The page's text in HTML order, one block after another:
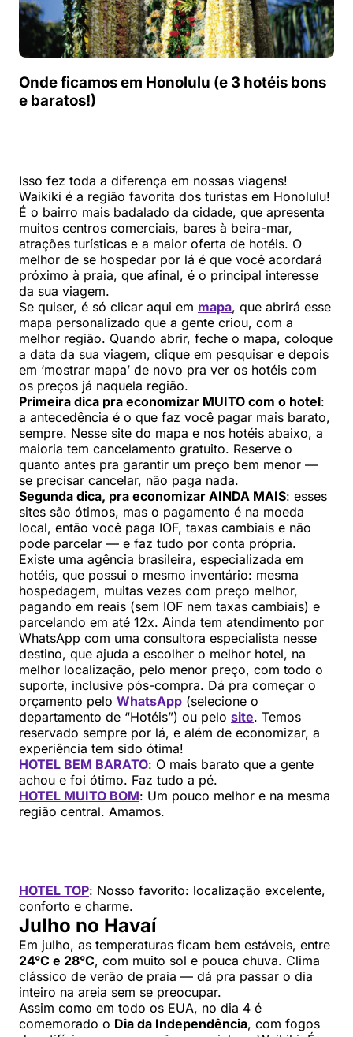
Onde ficamos em Honolulu (e 3 hotéis bons
e baratos!)
Isso fez toda a diferença em nossas viagens!
Waikiki é a região favorita dos turistas em Honolulu!
É o bairro mais badalado da cidade, que apresenta
muitos centros comerciais, bares à beira-mar,
atrações turísticas e a maior oferta de hotéis. O
melhor de se hospedar por lá é que você acordará
próximo à praia, que afinal, é o principal interesse
da sua viagem.
Se quiser, é só clicar aqui em mapa, que abrirá esse
mapa personalizado que a gente criou, com a
melhor região. Quando abrir, feche o mapa, coloque
a data da sua viagem, clique em pesquisar e depois
em ‘mostrar mapa’ de novo pra ver os hotéis com
os preços já naquela região.
Primeira dica pra economizar MUITO com o hotel:
a antecedência é o que faz você pagar mais barato,
sempre. Nesse site do mapa e nos hotéis abaixo, a
maioria tem cancelamento gratuito. Reserve o
quanto antes pra garantir um preço bem menor —
se precisar cancelar, não paga nada.
Segunda dica, pra economizar AINDA MAIS: esses
sites são ótimos, mas o pagamento é na moeda
local, então você paga IOF, taxas cambiais e não
pode parcelar — e faz tudo por conta própria.
Existe uma agência brasileira, especializada em
hotéis, que possui o mesmo inventário: mesma
hospedagem, muitas vezes com preço melhor,
pagando em reais (sem IOF nem taxas cambiais) e
parcelando em até 12x. Ainda tem atendimento por
WhatsApp com uma consultora especialista nesse
destino, que ajuda a escolher o melhor hotel, na
melhor localização, pelo menor preço, com todo o
suporte, inclusive pós-compra. Dá pra começar o
orçamento pelo WhatsApp (selecione o
departamento de “Hotéis”) ou pelo site. Temos
reservado sempre por lá, e além de economizar, a
experiência tem sido ótima!
HOTEL BEM BARATO: O mais barato que a gente
achou e foi ótimo. Faz tudo a pé.
HOTEL MUITO BOM: Um pouco melhor e na mesma
região central. Amamos.
HOTEL TOP: Nosso favorito: localização excelente,
conforto e charme.
Julho no Havaí
Em julho, as temperaturas ficam bem estáveis, entre
24°C e 28°C, com muito sol e pouca chuva. Clima
clássico de verão de praia — dá pra passar o dia
inteiro na areia sem se preocupar.
Assim como em todo os EUA, no dia 4 é
comemorado o Dia da Independência, com fogos